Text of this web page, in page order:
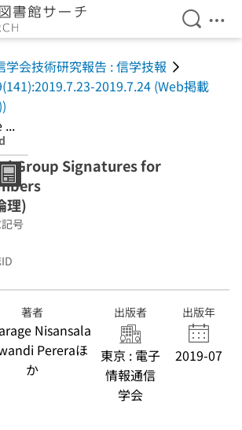
検索を
メ
学会技術研究報告 : 信学技報
2019.7.24 (Web掲載
...
Group Signatures for
理)
号
著者
Nisansala
Pereraほ
か
出版者
東京 : 電子
情報通信
学会
出版年
2019-07